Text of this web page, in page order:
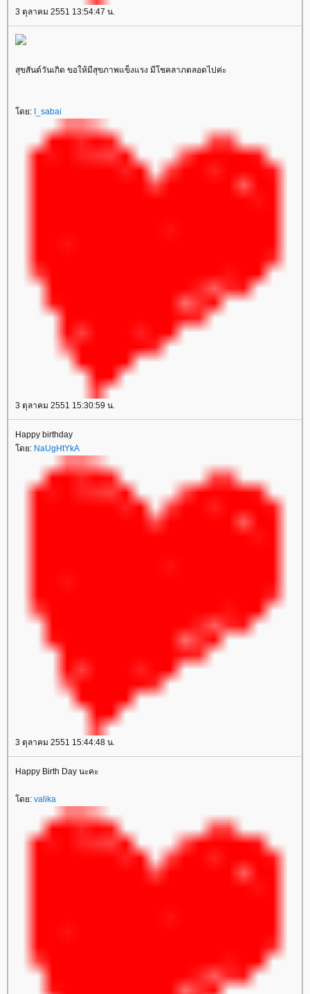
3 ตุลาคม 2551 13:54:47 น.
สุขสันต์วันเกิด ขอให้มีสุขภาพแข็งแรง มีโชคลาภตลอดไปค่ะ
ดย: I_sabai
3 ตุลาคม 2551 15:30:59 น.
Happy birthday
ดย: NaUgHtYkA
3 ตุลาคม 2551 15:44:48 น.
Happy Birth Day นะคะ
ดย: valika